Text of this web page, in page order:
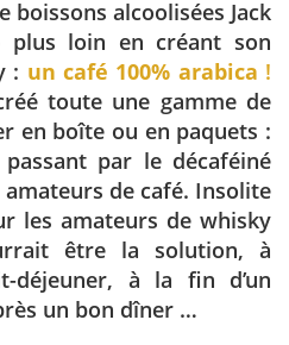
boissons alcoolisées Jack
plus loin en créant son
: un café 100% arabica !
toute une gamme de
en boîte ou en paquets :
par le décaféiné
de café. Insolite
les amateurs de whisky
être la solution, à
déjeuner, à la fin d’un
un bon dîner …